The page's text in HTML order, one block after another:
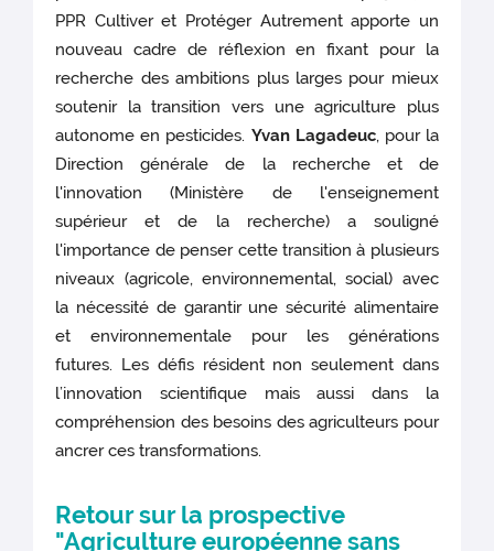
PPR Cultiver et Protéger Autrement apporte un
nouveau cadre de réflexion en fixant pour la
recherche des ambitions plus larges pour mieux
soutenir la transition vers une agriculture plus
autonome en pesticides. Yvan Lagadeuc, pour la
Direction générale de la recherche et de
l'innovation (Ministère de l'enseignement
supérieur et de la recherche) a souligné
l'importance de penser cette transition à plusieurs
niveaux (agricole, environnemental, social) avec
la nécessité de garantir une sécurité alimentaire
et environnementale pour les générations
futures. Les défis résident non seulement dans
l’innovation scientifique mais aussi dans la
compréhension des besoins des agriculteurs pour
ancrer ces transformations.
Retour sur la prospective
"Agriculture européenne sans